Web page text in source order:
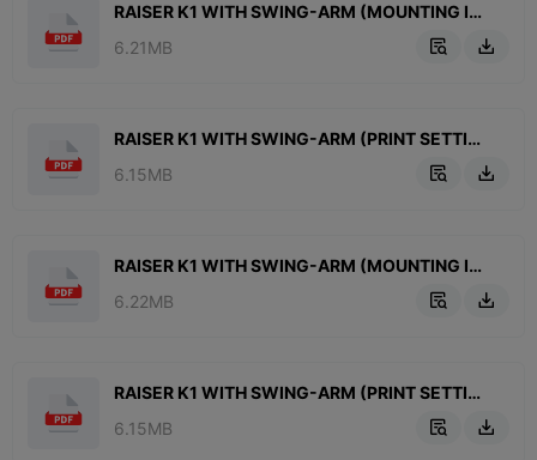
RAISER K1 WITH SWING-ARM (MOUNTING INSTRUCTIONS).pdf
6.21MB
 
RAISER K1 WITH SWING-ARM (PRINT SETTINGS).pdf
6.15MB
 
RAISER K1 WITH SWING-ARM (MOUNTING INSTRUCTIONS, no bearings.pdf
6.22MB
 
RAISER K1 WITH SWING-ARM (PRINT SETTINGS).pdf
6.15MB
 